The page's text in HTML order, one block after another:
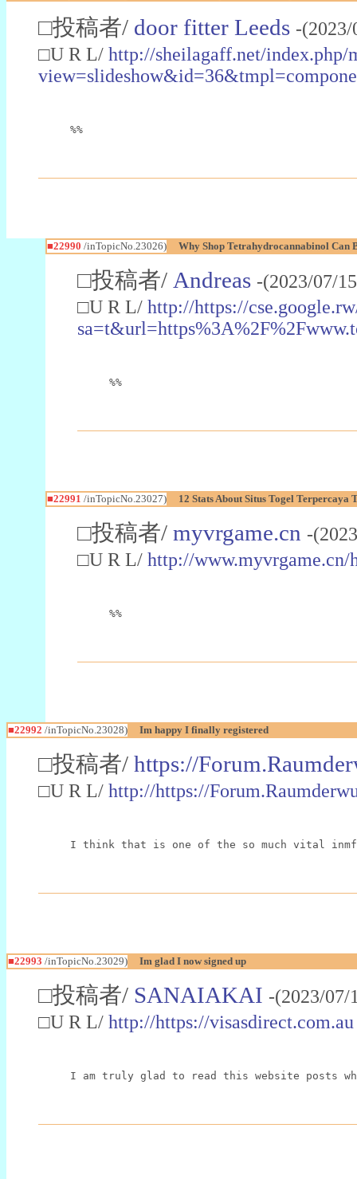
□投稿者/ door fitter Leeds -
□U R L/ http://sheilagaff.net/index.php/
%%
■22990 /inTopicNo.23026) Why Shop Tetrahydrocannabinol Can
□投稿者/ Andreas -(2023/07/
□U R L/ http://https://
%%
■22991 /inTopicNo.23027) 12 Stats About Situs Togel Terpercaya
□投稿者/ myvrgame.cn -
□U R L/ http://www.myvrgame.cn/
%%
■22992 /inTopicNo.23028) Im happy I finally registered
□投稿者/ https://
□U R L/ http://https://
I think that is one of the so much vital
■22993 /inTopicNo.23029) Im glad I now signed up
□投稿者/ SANAIAKAI -(2023/
□U R L/ http://https://visasdirect.com.au
I am truly glad to read this website posts